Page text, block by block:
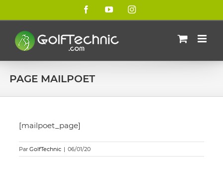
au
contenu
FacebookYouTubeInstagram
PAGE MAILPOET
[mailpoet_page]
Par GolfTechnic | 06/01/20